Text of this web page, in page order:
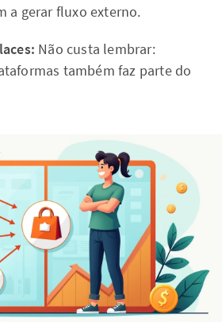
a gerar fluxo externo.
Não custa lembrar:
também faz parte do